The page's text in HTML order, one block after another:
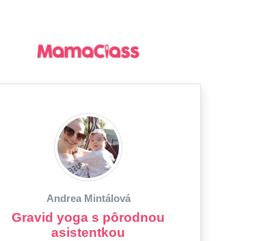
Andrea Mintálová
Gravid yoga s pôrodnou
asistentkou